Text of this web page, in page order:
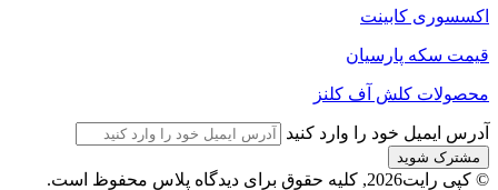
اکسسوری کابینت
قیمت سکه پارسیان
محصولات کلش آف کلنز
آدرس ایمیل خود را وارد کنید
© کپی رایت2026, کلیه حقوق برای دیدگاه پلاس محفوظ است.